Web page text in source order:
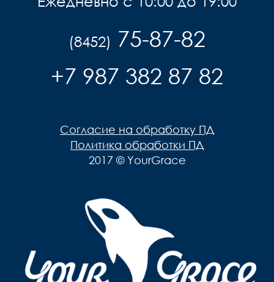
(8452) 75-87-82
+7 987 382 87 82
Согласие на обработку ПД
Политика обработки ПД
2017 © YourGrace